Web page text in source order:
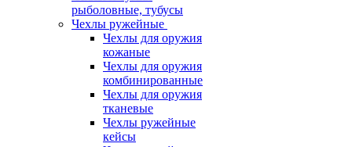
рыболовные, тубусы
Чехлы ружейные
Чехлы для оружия
кожаные
Чехлы для оружия
комбинированные
Чехлы для оружия
тканевые
Чехлы ружейные
кейсы